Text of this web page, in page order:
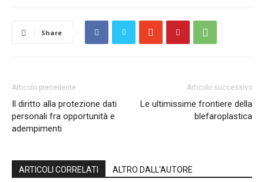
Share
Articolo precedente
Il diritto alla protezione dati
personali fra opportunità e
adempimenti
Articolo successivo
Le ultimissime frontiere della
blefaroplastica
ARTICOLI CORRELATI ALTRO DALL'AUTORE